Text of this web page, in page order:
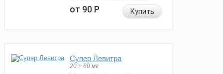
от 90Р Купить
Супер Левитра
20 + 60 мг